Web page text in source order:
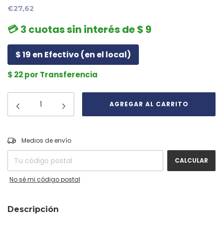
€27,62
💳 3 cuotas sin interés de $ 9
$ 19 en Efectivo (en el local)
$ 22 por Transferencia
Entregas para el CP:
Medios de envío
CALCULAR
No sé mi código postal
Descripción